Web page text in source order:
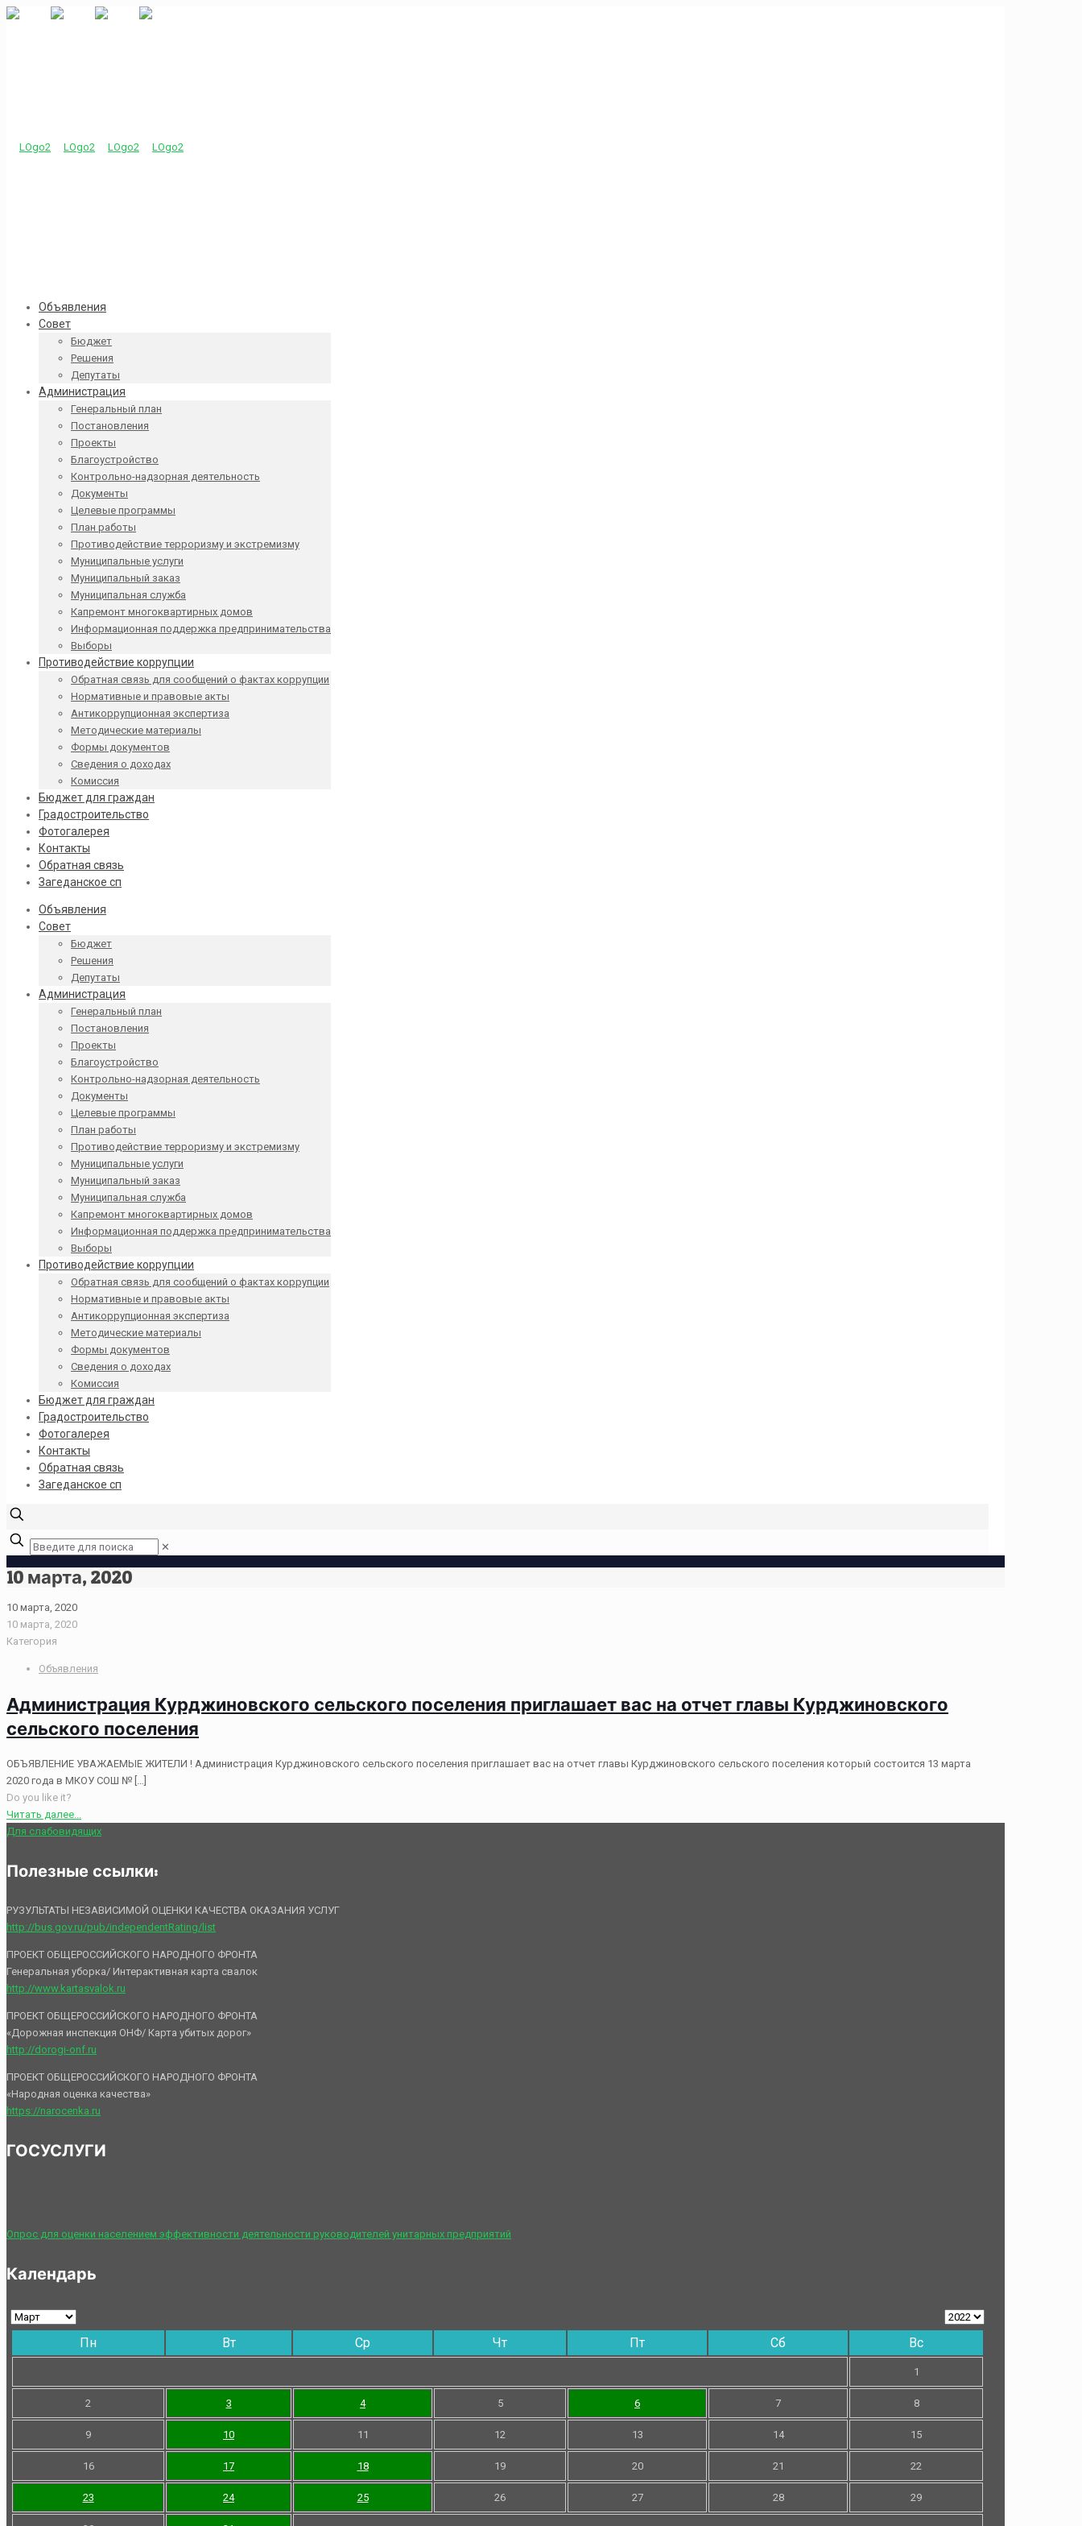
Объявления
Совет
Бюджет
Решения
Депутаты
Администрация
Генеральный план
Постановления
Проекты
Благоустройство
Контрольно-надзорная деятельность
Документы
Целевые программы
План работы
Противодействие терроризму и экстремизму
Муниципальные услуги
Муниципальный заказ
Муниципальная служба
Капремонт многоквартирных домов
Информационная поддержка предпринимательства
Выборы
Противодействие коррупции
Обратная связь для сообщений о фактах коррупции
Нормативные и правовые акты
Антикоррупционная экспертиза
Методические материалы
Формы документов
Сведения о доходах
Комиссия
Бюджет для граждан
Градостроительство
Фотогалерея
Контакты
Обратная связь
Загеданское сп
Объявления
Совет
Бюджет
Решения
Депутаты
Администрация
Генеральный план
Постановления
Проекты
Благоустройство
Контрольно-надзорная деятельность
Документы
Целевые программы
План работы
Противодействие терроризму и экстремизму
Муниципальные услуги
Муниципальный заказ
Муниципальная служба
Капремонт многоквартирных домов
Информационная поддержка предпринимательства
Выборы
Противодействие коррупции
Обратная связь для сообщений о фактах коррупции
Нормативные и правовые акты
Антикоррупционная экспертиза
Методические материалы
Формы документов
Сведения о доходах
Комиссия
Бюджет для граждан
Градостроительство
Фотогалерея
Контакты
Обратная связь
Загеданское сп
✕
10 марта, 2020
10 марта, 2020
10 марта, 2020
Категория
Объявления
Администрация Курджиновского сельского поселения приглашает вас на отчет главы Курджиновского
сельского поселения
ОБЪЯВЛЕНИЕ УВАЖАЕМЫЕ ЖИТЕЛИ ! Администрация Курджиновского сельского поселения приглашает вас на отчет главы Курджиновского сельского поселения который состоится 13 марта
2020 года в МКОУ СОШ №
Do you like it?
Читать далее...
Для слабовидящих
Полезные ссылки:
РУЗУЛЬТАТЫ НЕЗАВИСИМОЙ ОЦЕНКИ КАЧЕСТВА ОКАЗАНИЯ УСЛУГ
http://bus.gov.ru/pub/independentRating/list
ПРОЕКТ ОБЩЕРОССИЙСКОГО НАРОДНОГО ФРОНТА
Генеральная уборка/ Интерактивная карта свалок
http://www.kartasvalok.ru
ПРОЕКТ ОБЩЕРОССИЙСКОГО НАРОДНОГО ФРОНТА
«Дорожная инспекция ОНФ/ Карта убитых дорог»
http://dorogi-onf.ru
ПРОЕКТ ОБЩЕРОССИЙСКОГО НАРОДНОГО ФРОНТА
«Народная оценка качества»
https://narocenka.ru
ГОСУСЛУГИ
Опрос для оценки населением эффективности деятельности руководителей унитарных предприятий
Календарь
Пн Вт Ср Чт Пт Сб Вс
1
2 3 4 5 6 7 8
9 10 11 12 13 14 15
16 17 18 19 20 21 22
23 24 25 26 27 28 29